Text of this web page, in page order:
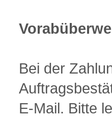
Bei der
E-Mail. Bitte